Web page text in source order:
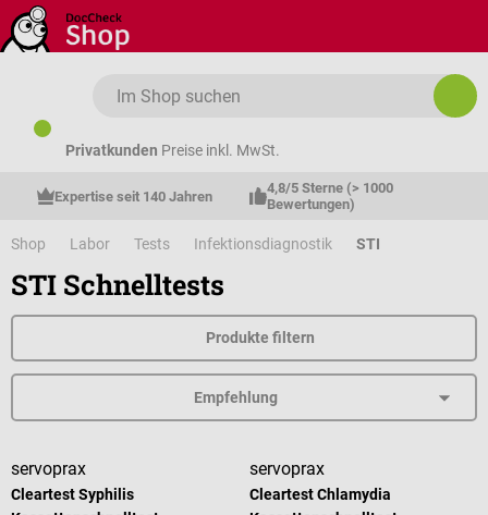
Zum Hauptinhalt springen
Privatkunden Preise inkl. MwSt.
Expertise seit 140 Jahren
4,8/5 Sterne (> 1000
Bewertungen)
Shop Labor Tests Infektionsdiagnostik STI
STI Schnelltests
Produkte filtern
servoprax
Cleartest Syphilis
servoprax
Cleartest Chlamydia